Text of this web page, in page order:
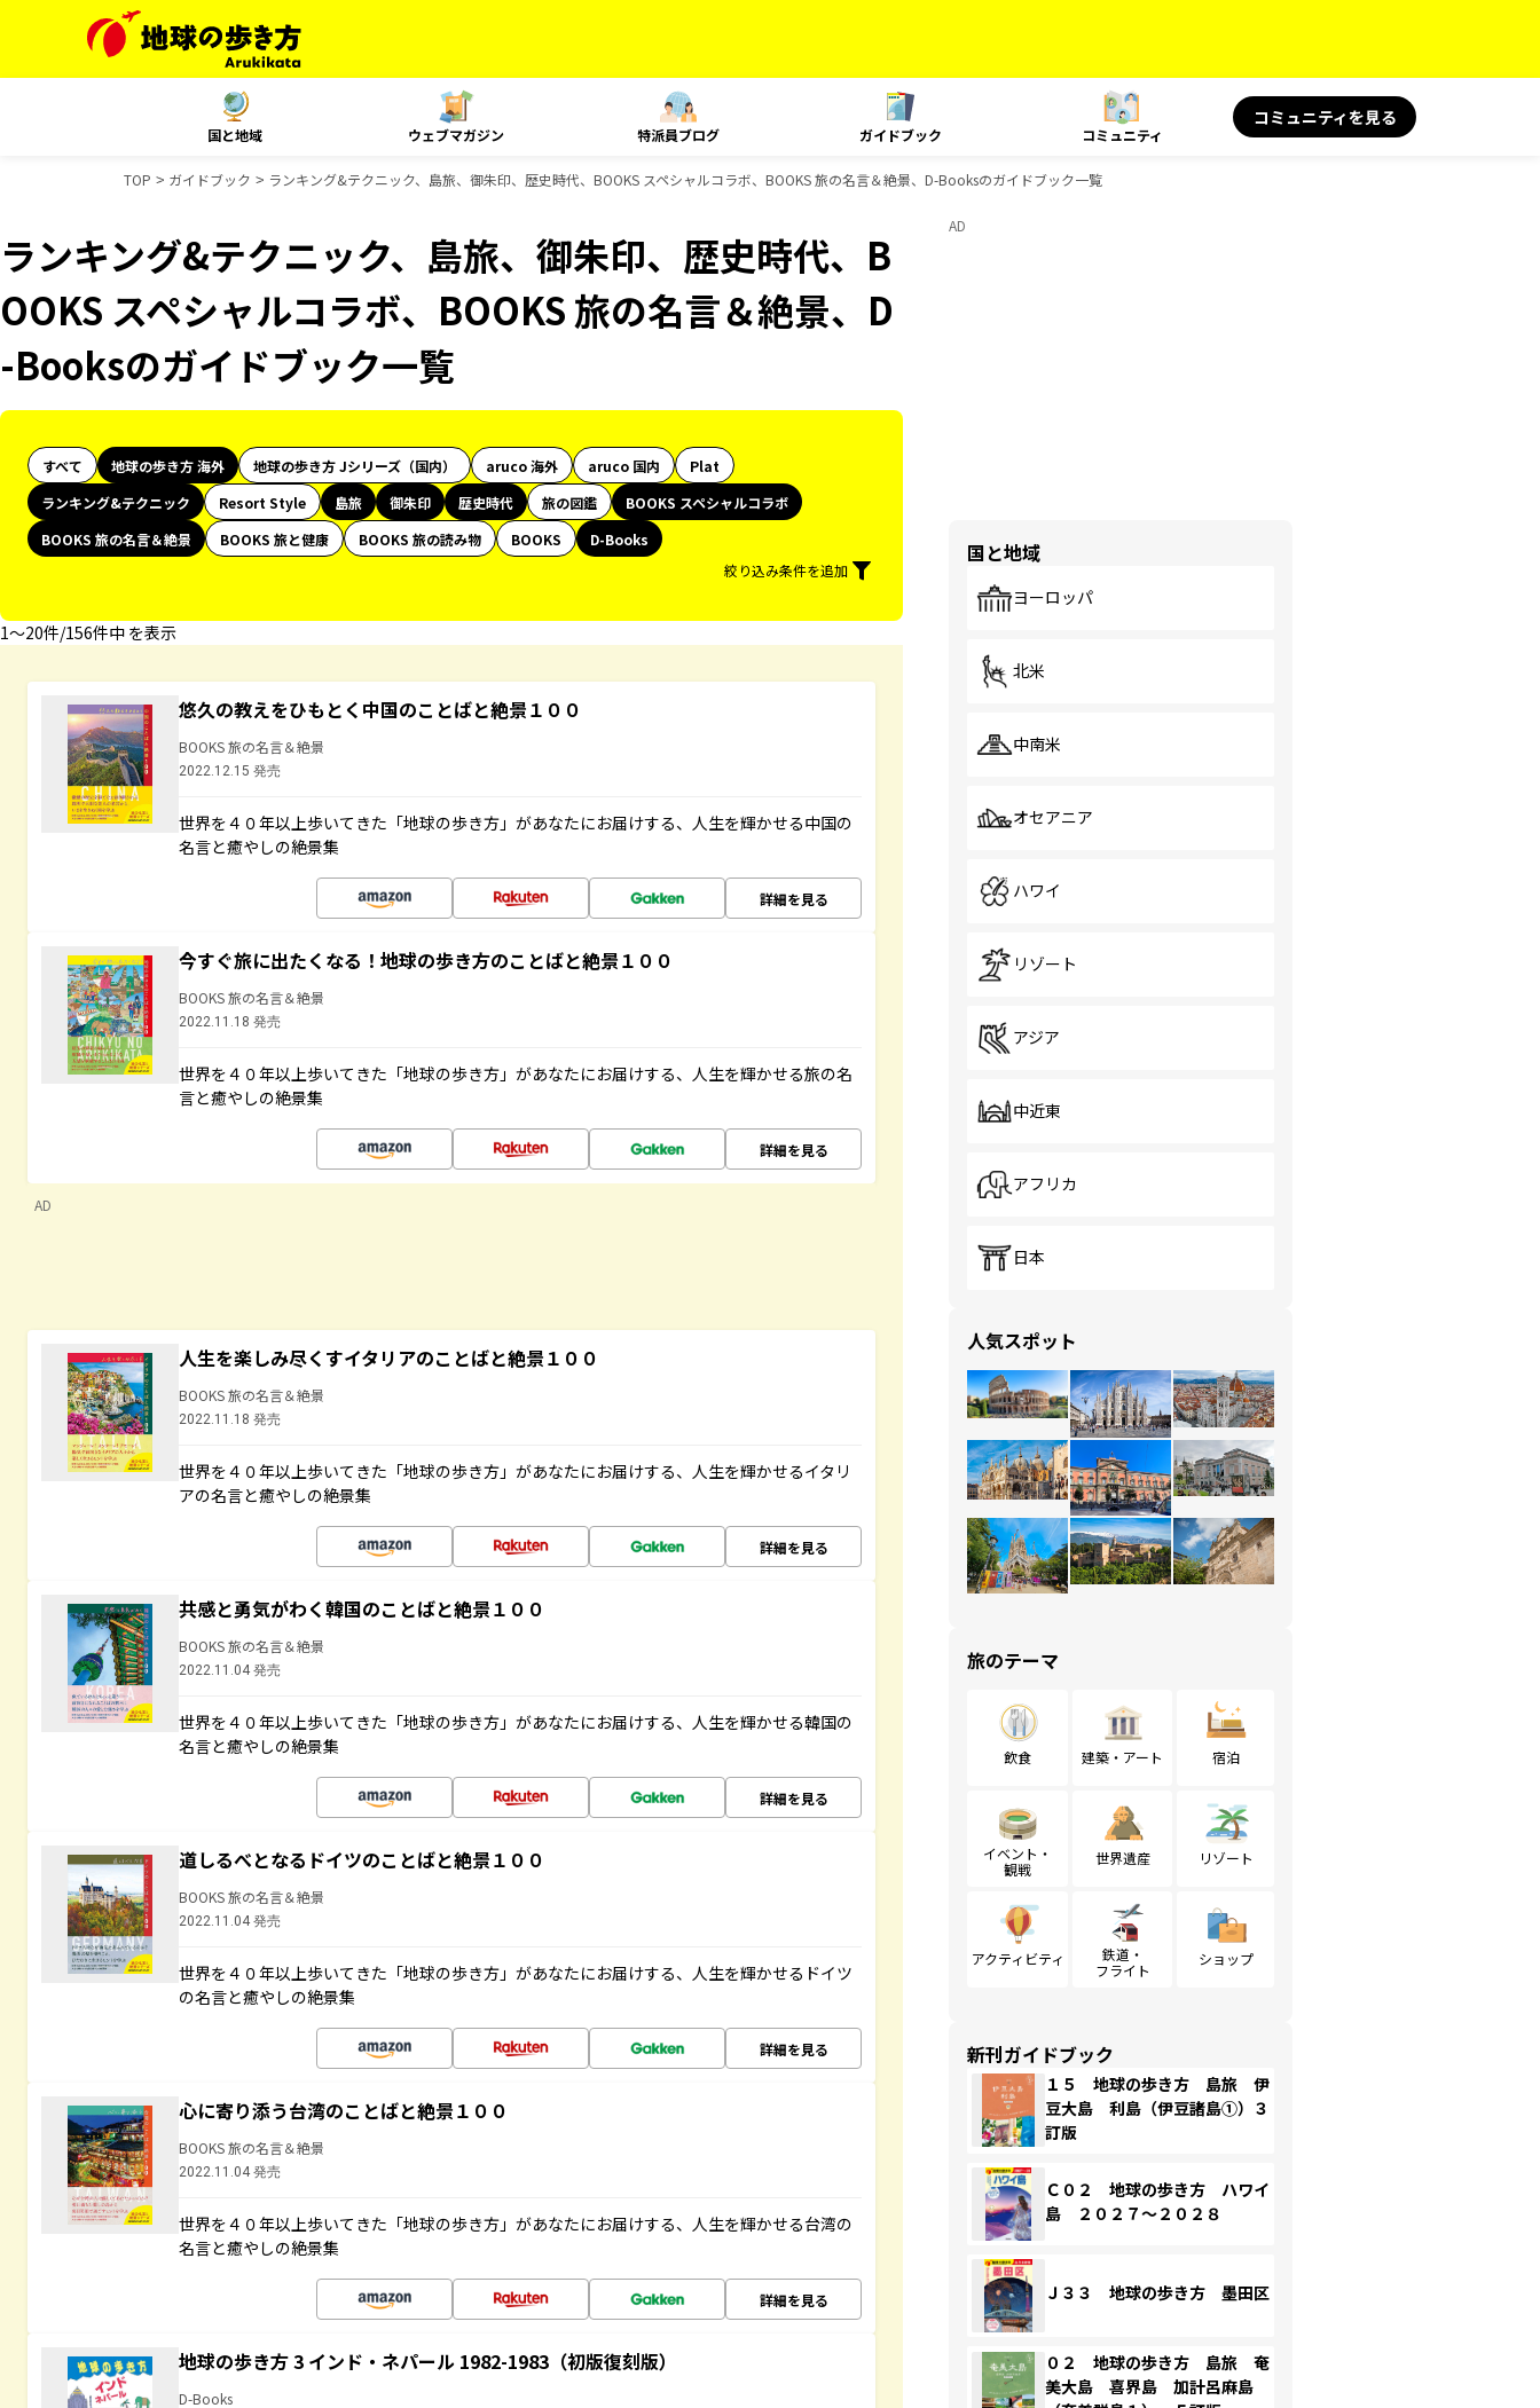
国と地域 ウェブマガジン 特派員ブログ ガイドブック コミュニティ
コミュニティを見る
TOP ガイドブック ランキング&テクニック、島旅、御朱印、歴史時代、BOOKS スペシャルコラボ、BOOKS 旅の名言＆絶景、D-Booksのガイドブック一覧
ランキング&テクニック、島旅、御朱印、歴史時代、B
OOKS スペシャルコラボ、BOOKS 旅の名言＆絶景、D
-Booksのガイドブック一覧
すべて 地球の歩き方 海外 地球の歩き方 Jシリーズ（国内） aruco 海外 aruco 国内
Plat
ランキング&テクニック
Resort Style 島旅 御朱印 歴史時代 旅の図鑑
BOOKS スペシャルコラボ
BOOKS 旅の名言＆絶景
BOOKS 旅と健康 BOOKS 旅の読み物 BOOKS
D-Books
絞り込み条件を追加
1〜20件/156件中 を表示
悠久の教えをひもとく中国のことばと絶景１００
BOOKS 旅の名言＆絶景
2022.12.15 発売
世界を４０年以上歩いてきた「地球の歩き方」があなたにお届けする、人生を輝かせる中国の
名言と癒やしの絶景集
詳細を見る
今すぐ旅に出たくなる！地球の歩き方のことばと絶景１００
BOOKS 旅の名言＆絶景
2022.11.18 発売
世界を４０年以上歩いてきた「地球の歩き方」があなたにお届けする、人生を輝かせる旅の名
言と癒やしの絶景集
詳細を見る
AD
人生を楽しみ尽くすイタリアのことばと絶景１００
BOOKS 旅の名言＆絶景
2022.11.18 発売
世界を４０年以上歩いてきた「地球の歩き方」があなたにお届けする、人生を輝かせるイタリ
アの名言と癒やしの絶景集
詳細を見る
共感と勇気がわく韓国のことばと絶景１００
BOOKS 旅の名言＆絶景
2022.11.04 発売
世界を４０年以上歩いてきた「地球の歩き方」があなたにお届けする、人生を輝かせる韓国の
名言と癒やしの絶景集
詳細を見る
道しるべとなるドイツのことばと絶景１００
BOOKS 旅の名言＆絶景
2022.11.04 発売
世界を４０年以上歩いてきた「地球の歩き方」があなたにお届けする、人生を輝かせるドイツ
の名言と癒やしの絶景集
詳細を見る
心に寄り添う台湾のことばと絶景１００
BOOKS 旅の名言＆絶景
2022.11.04 発売
世界を４０年以上歩いてきた「地球の歩き方」があなたにお届けする、人生を輝かせる台湾の
名言と癒やしの絶景集
詳細を見る
地球の歩き方 3 インド・ネパール 1982-1983（初版復刻版）
D-Books
AD
国と地域
ヨーロッパ
北米
中南米
オセアニア
ハワイ
リゾート
アジア
中近東
アフリカ
日本
人気スポット
旅のテーマ
飲食 建築・アート 宿泊
イベント・
観戦
世界遺産 リゾート
アクティビティ
鉄道・
フライト
ショップ
新刊ガイドブック
１５ 地球の歩き方 島旅 伊
豆大島 利島（伊豆諸島①）３
訂版
Ｃ０２ 地球の歩き方 ハワイ
島 ２０２７～２０２８
Ｊ３３ 地球の歩き方 墨田区
０２ 地球の歩き方 島旅 奄
美大島 喜界島 加計呂麻島